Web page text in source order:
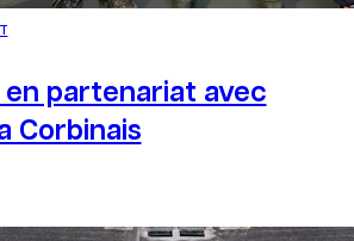
en partenariat avec
Corbinais